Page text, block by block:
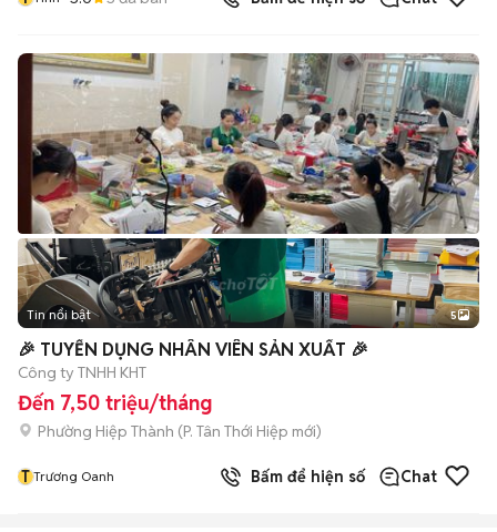
Tin nổi bật 5
🎉 TUYỂN DỤNG NHÂN VIÊN SẢN XUẤT 🎉
Công ty TNHH KHT
Đến 7,50 triệu/tháng
Phường Hiệp Thành (P. Tân Thới Hiệp mới)
T Trương Oanh Bấm để hiện số Chat